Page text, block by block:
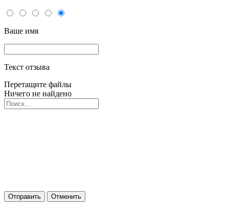
Ваше имя
Текст отзыва
Перетащите файлы
Ничего не найдено
Отправить Отменить